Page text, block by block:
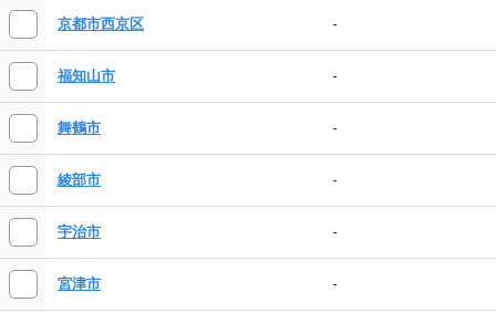
京都市西京区 -
福知山市 -
舞鶴市 -
綾部市 -
宇治市 -
宮津市 -